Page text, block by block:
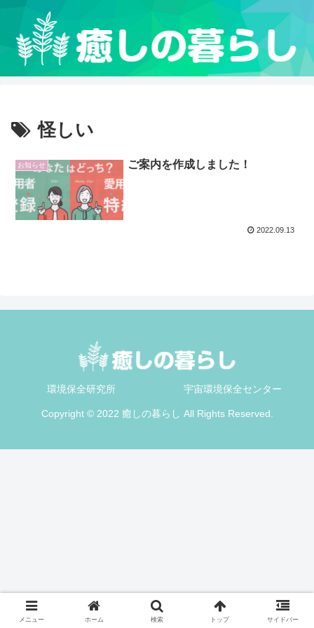
怪しい
お知らせ ご案内を作成しました！
2022.09.13
環境保全研究所 宇宙環境保全センター
Copyright © 2022 癒しの暮らし All Rights Reserved.
メニュー ホーム 検索 トップ サイドバー